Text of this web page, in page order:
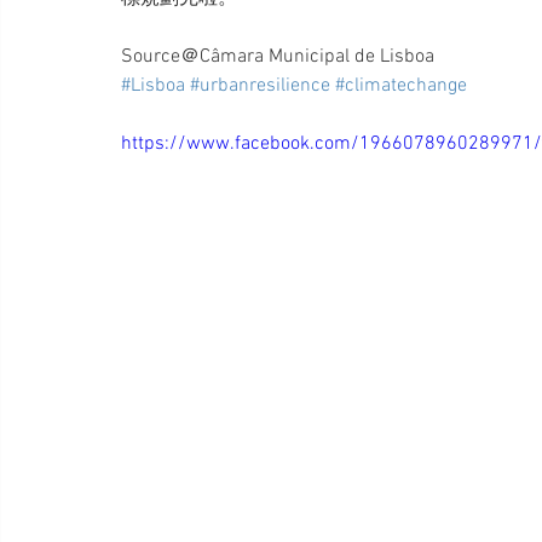
Source＠Câmara Municipal de Lisboa
#Lisboa #urbanresilience #climatechange
https://www.facebook.com/